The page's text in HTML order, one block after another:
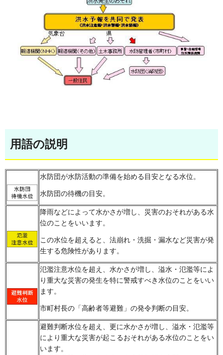
用語の説明
水防団が水防活動の準備を始める目安となる水位。
水防団の待機の目安。
降雨などによって水かさが増し、災害のおそれがある水
位のことをいいます。
この水位を超えると、法崩れ・洗掘・漏水など災害が発
生する危険性があります。
氾濫注意水位を超え、水かさが増し、溢水・氾濫等によ
り重大な災害の発生を特に警戒すべき水位のことをいい
ます。
市町村長の「高齢者等避難」の発令判断の目安。
避難判断水位を超え、更に水かさが増し、溢水・氾濫等
により重大な災害が起こるおそれがある水位のことをい
います。